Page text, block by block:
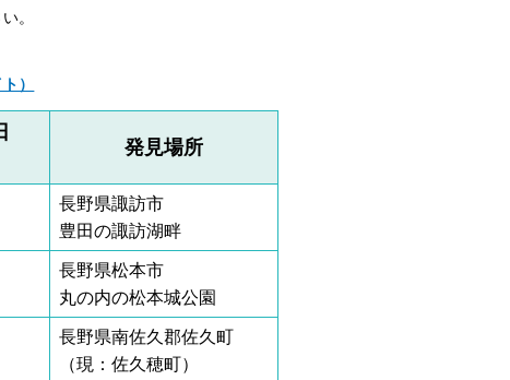
。
）
発見場所
長野県諏訪市
豊田の諏訪湖畔
長野県松本市
丸の内の松本城公園
長野県南佐久郡佐久町
（現：佐久穂町）